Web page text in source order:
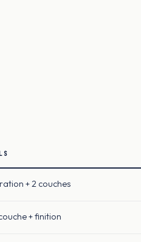
+ 2 couches
+ finition